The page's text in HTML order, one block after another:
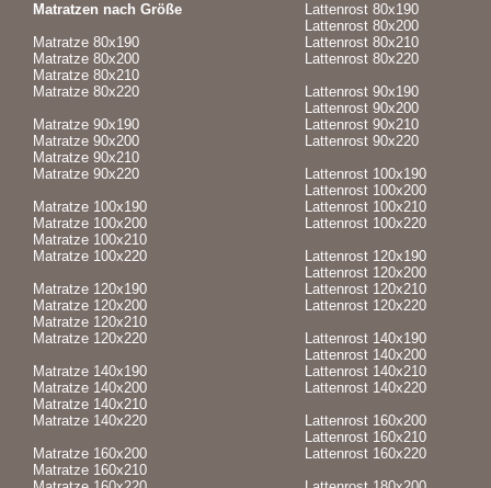
Matratzen nach Größe
Matratze 80x190
Matratze 80x200
Matratze 80x210
Matratze 80x220
Matratze 90x190
Matratze 90x200
Matratze 90x210
Matratze 90x220
Matratze 100x190
Matratze 100x200
Matratze 100x210
Matratze 100x220
Matratze 120x190
Matratze 120x200
Matratze 120x210
Matratze 120x220
Matratze 140x190
Matratze 140x200
Matratze 140x210
Matratze 140x220
Matratze 160x200
Matratze 160x210
Lattenrost 80x190
Lattenrost 80x200
Lattenrost 80x210
Lattenrost 80x220
Lattenrost 90x190
Lattenrost 90x200
Lattenrost 90x210
Lattenrost 90x220
Lattenrost 100x190
Lattenrost 100x200
Lattenrost 100x210
Lattenrost 100x220
Lattenrost 120x190
Lattenrost 120x200
Lattenrost 120x210
Lattenrost 120x220
Lattenrost 140x190
Lattenrost 140x200
Lattenrost 140x210
Lattenrost 140x220
Lattenrost 160x200
Lattenrost 160x210
Lattenrost 160x220